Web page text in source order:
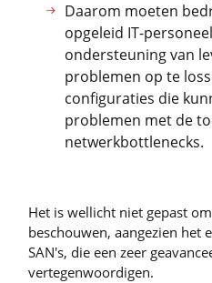
Daarom moeten
opgeleid IT-
ondersteuning van
problemen op te
configuraties die
problemen met de
netwerkbottlenecks.
Het is wellicht niet gepast
beschouwen, aangezien het
SAN's, die een zeer
vertegenwoordigen.